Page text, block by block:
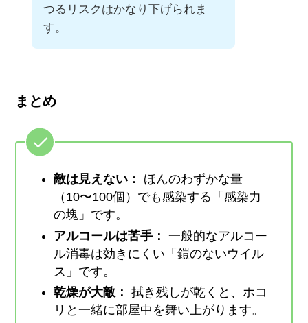
つるリスクはかなり下げられま
す。
まとめ
敵は見えない：
ほんのわずかな量
（10〜100個）でも感染する「感染力
の塊」です。
アルコールは苦手： 一般的なアルコー
ル消毒は効きにくい「鎧のないウイル
ス」です。
乾燥が大敵： 拭き残しが乾くと、ホコ
リと一緒に部屋中を舞い上がります。